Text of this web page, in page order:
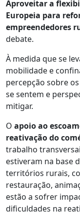
Aproveitar a
Europeia para
empreendedores
debate.
À medida que se
mobilidade e
percepção sobre
se sentem e
mitigar.
O apoio ao
reativação do
trabalho
estiveram na base
territórios rurais,
restauração,
estão a sofrer
dificuldades na